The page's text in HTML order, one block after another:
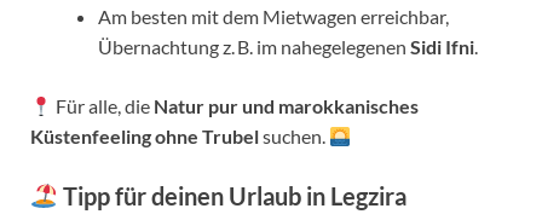
Am besten mit dem Mietwagen erreichbar,
Übernachtung z. B. im nahegelegenen Sidi Ifni.
Für alle, die Natur pur und marokkanisches
Küstenfeeling ohne Trubelsuchen.
Tipp für deinen Urlaub in Legzira